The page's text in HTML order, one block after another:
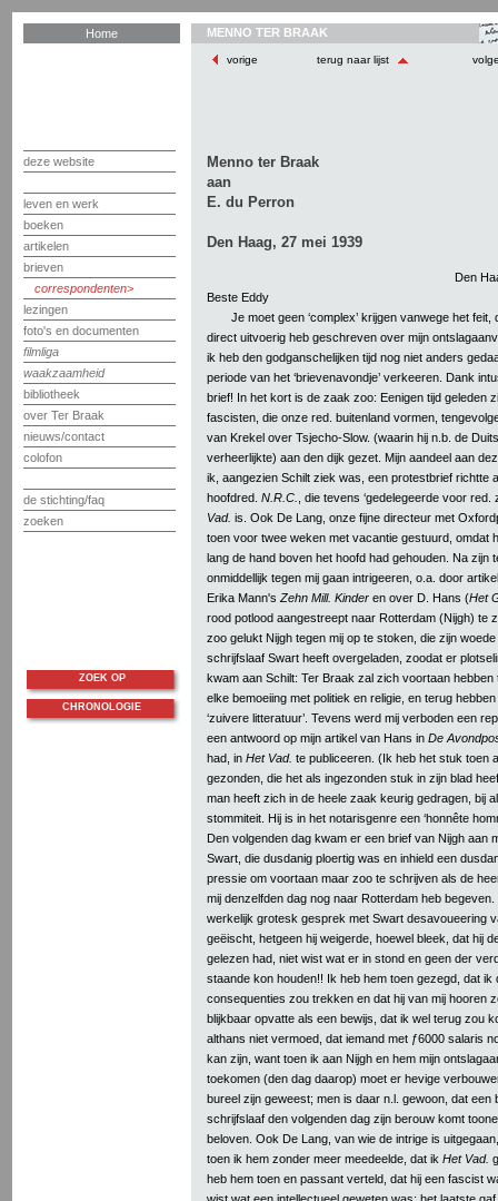
Home
deze website
leven en werk
boeken
artikelen
brieven
correspondenten
lezingen
foto's en documenten
filmliga
waakzaamheid
bibliotheek
over Ter Braak
nieuws/contact
colofon
de stichting/faq
zoeken
MENNO TER BRAAK
vorige terug naar lijst
Menno ter Braak
aan
E. du Perron
Den Haag, 27 mei 1939
Den
Beste Eddy
Je moet geen ‘complex’ krijgen vanwege het feit,
direct uitvoerig heb geschreven over mijn
ik heb den godganschelijken tijd nog niet anders
periode van het ‘brievenavondje’ verkeeren. Dank
brief! In het kort is de zaak zoo: Eenigen tijd geleden
fascisten, die onze red. buitenland vormen,
van Krekel over Tsjecho-Slow. (waarin hij n.b. de
verheerlijkte) aan den dijk gezet. Mijn aandeel aan
ik, aangezien Schilt ziek was, een protestbrief richtte
hoofdred. N.R.C.
, die tevens ‘gedelegeerde voor red.
Vad. is. Ook De Lang, onze fijne directeur met
toen voor twee weken met vacantie gestuurd, omdat
lang de hand boven het hoofd had gehouden. Na zijn
onmiddellijk tegen mij gaan intrigeeren, o.a. door
Erika Mann's Zehn Mill. Kinder en over D. Hans (Het
rood potlood aangestreept naar Rotterdam (Nijgh) te
zoo gelukt Nijgh tegen mij op te stoken, die zijn
schrijfslaaf Swart heeft overgeladen, zoodat er
kwam aan Schilt: Ter Braak zal zich voortaan hebben
elke bemoeiing met politiek en religie, en terug
‘zuivere litteratuur’. Tevens werd mij verboden een
een antwoord op mijn artikel van Hans in De
had, in Het Vad. te publiceeren. (Ik heb het stuk toen
gezonden, die het als ingezonden stuk in zijn blad
man heeft zich in de heele zaak keurig gedragen, bij
stommiteit. Hij is in het notarisgenre een ‘honnête
Den volgenden dag kwam er een brief van Nijgh aan
Swart, die dusdanig ploertig was en inhield een
pressie om voortaan maar zoo te schrijven als de
mij denzelfden dag nog naar Rotterdam heb
werkelijk grotesk gesprek met Swart desavoueering
geëischt, hetgeen hij weigerde, hoewel bleek, dat hij
gelezen had, niet wist wat er in stond en geen der
staande kon houden!! Ik heb hem toen gezegd, dat ik
consequenties zou trekken en dat hij van mij hooren
blijkbaar opvatte als een bewijs, dat ik wel terug zou
althans niet vermoed, dat iemand met ƒ6000 salaris
kan zijn, want toen ik aan Nijgh en hem mijn
toekomen (den dag daarop) moet er hevige
bureel zijn geweest; men is daar n.l. gewoon, dat een
schrijfslaaf den volgenden dag zijn berouw komt
beloven. Ook De Lang, van wie de intrige is
toen ik hem zonder meer meedeelde, dat ik Het Vad.
heb hem toen en passant verteld, dat hij een fascist
ZOEK OP
CHRONOLOGIE